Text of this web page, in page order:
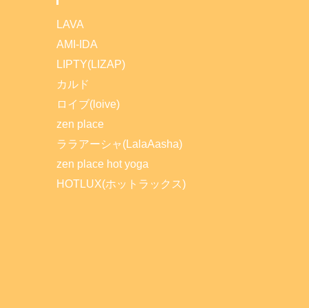
LAVA
AMI-IDA
LIPTY(LIZAP)
カルド
ロイブ(loive)
zen place
ララアーシャ(LalaAasha)
zen place hot yoga
HOTLUX(ホットラックス)